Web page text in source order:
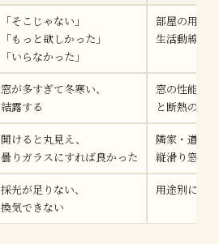
「そこじゃない」
「もっと欲しかった」
「いらなかった」
部屋の用途・
生活動線を
窓が多すぎて冬寒い、
結露する
窓の性能グ
と断熱の組
開けると丸見え、
曇りガラスにすれば良かった
隣家・道路
縦滑り窓の
採光が足りない、
換気できない
用途別に窓